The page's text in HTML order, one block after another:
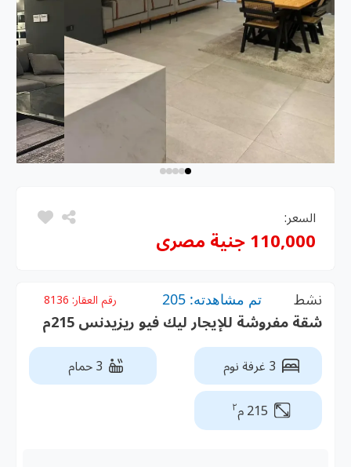
السعر:
110,000 جنية مصرى
نشط تم مشاهدته: 205 رقم العقار: 8136
شقة مفروشة للإيجار ليك فيو ريزيدنس 215م
3 غرفة نوم 3 حمام
215 م ٢